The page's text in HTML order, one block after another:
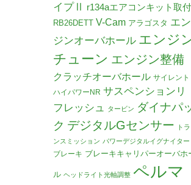
イプⅡ
r134aエアコンキット取付
RB26DETT V-Cam アラゴスタ エン
ジンオーバホール エンジ
チューン エンジン整備
クラッチオーバホール サイレント
ハイパワーNR サスペンションリ
フレッシュ
タービン ダイナパ
ク デジタルGセンサー
トラ
ンスミッション パワーデジタルイグナイター
ブレーキ ブレーキキャリパーオーバホ
ル ヘッドライト光軸調整 ペルマ